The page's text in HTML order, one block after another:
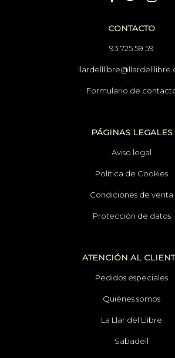
CONTACTO
93 725 59 59
Formulario de
PÁGINAS LEGALES
Aviso legal
Política de Cookies
Condiciones de venta
Protección de datos
ATENCIÓN AL
Pedidos especiales
Quiénes somos
La Llar del Llibre
Sabadell